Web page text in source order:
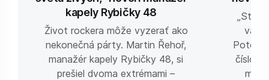
kapely Rybičky 48
Život rockera môže vyzerať ako
nekonečná párty. Martin Řehoř,
manažér kapely Rybičky 48, si
prešiel dvoma extrémami –
Potom
číslo.